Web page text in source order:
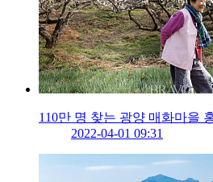
110만 명 찾는 광양 매화마을
2022-04-01 09:31